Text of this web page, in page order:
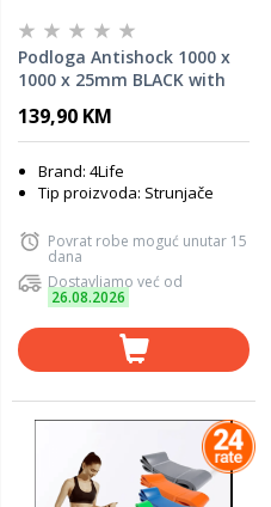
Podloga Antishock 1000 x
1000 x 25mm BLACK with
139,90 KM
Brand: 4Life
Tip proizvoda: Strunjače
Povrat robe moguć unutar 15
dana
Dostavljamo već od
26.08.2026